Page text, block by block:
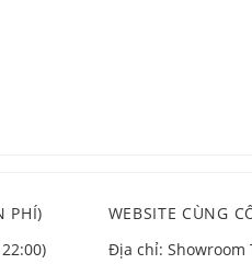
PHÍ)
WEBSITE CÙNG
Địa chỉ: Showroom